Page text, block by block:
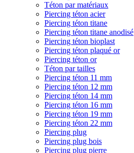
Téton par matériaux
Piercing téton acier
Piercing téton titane
Piercing téton titane anodisé
Piercing téton bioplast
Piercing téton plaqué or
Piercing téton or
Téton par tailles
Piercing téton 11 mm
Piercing téton 12 mm
Piercing téton 14 mm
Piercing téton 16 mm
Piercing téton 19 mm
Piercing téton 22 mm
Piercing plug
Piercing plug bois
Piercing plug pierre